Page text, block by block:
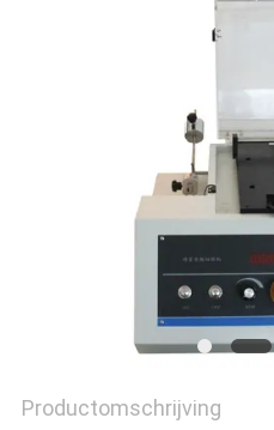
Productomschrijving